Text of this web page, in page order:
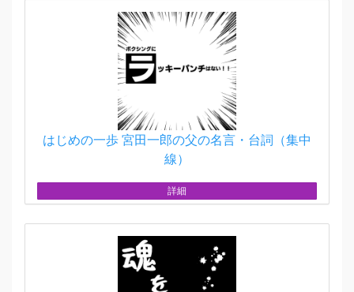
はじめの一歩 宮田一郎の父の名言・台詞（集中
線）
詳細